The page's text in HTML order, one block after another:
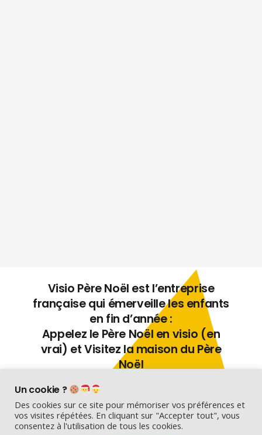
Visio Père Noël est l’entreprise
française qui émerveille les enfants
en fin d’année :
Appelez le Père Noël en visio (en
vrai) et Visitez la maison du Père
Noël
Nos services
Réserver une visio
Carte cadeau
Un cookie ?
Des cookies sur ce site pour mémoriser vos préférences et
vos visites répétées. En cliquant sur "Accepter tout", vous
consentez à l'utilisation de tous les cookies.